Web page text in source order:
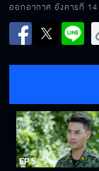
ออกอากาศ อังคารที่